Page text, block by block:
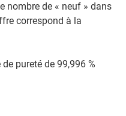
nombre de « neuf » dans
correspond à la
pureté de 99,996 %